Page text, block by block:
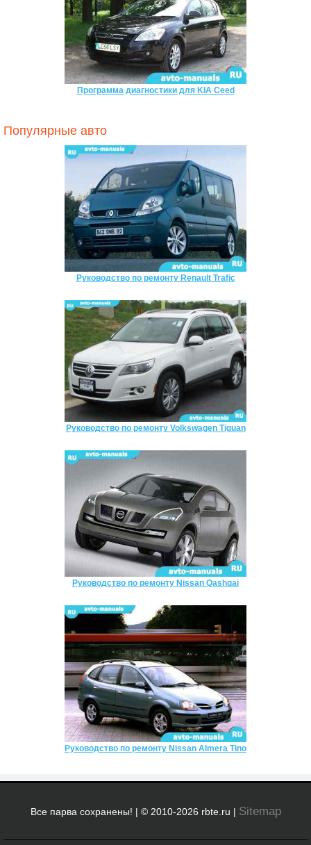
Программа диагностики для KIA Ceed
Популярные авто
Руководство по ремонту Renault Trafic
Руководство по ремонту Volkswagen Tiguan
Руководство по ремонту Nissan Qashqai
Руководство по ремонту Nissan Almera Tino
Все парва сохранены! | © 2010-2026 rbte.ru | Sitemap